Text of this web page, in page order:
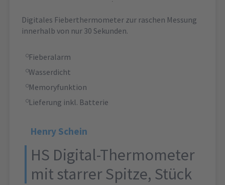
Digitales Fieberthermometer zur raschen Messung
innerhalb von nur 30 Sekunden.
Fieberalarm
Wasserdicht
Memoryfunktion
Lieferung inkl. Batterie
Henry Schein
HS Digital-Thermometer
mit starrer Spitze, Stück